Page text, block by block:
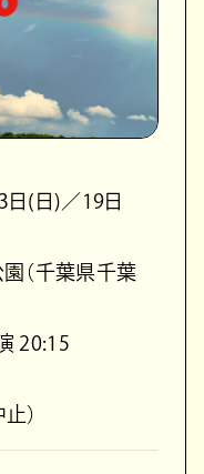
日(日)／19日
（千葉県千葉
20:15
）